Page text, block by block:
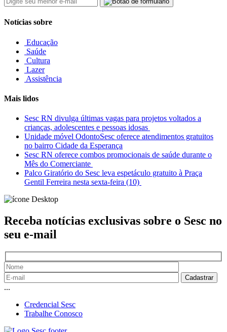
Notícias sobre
Educação
Saúde
Cultura
Lazer
Assistência
Mais lidos
Sesc RN divulga últimas vagas para projetos voltados a
crianças, adolescentes e pessoas idosas
Unidade móvel OdontoSesc oferece atendimentos gratuitos
no bairro Cidade da Esperança
Sesc RN oferece combos promocionais de saúde durante o
Mês do Comerciante
Palco Giratório do Sesc leva espetáculo gratuito à Praça
Gentil Ferreira nesta sexta-feira (10)
Receba notícias exclusivas sobre o Sesc no
seu e-mail
...
Credencial Sesc
Trabalhe Conosco